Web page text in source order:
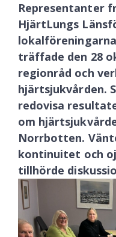
Representanter
HjärtLungs
träffade den 28
regionråd och
hjärtsjukvården.
redovisa
om
Norrbotten.
kontinuitet och
tillhörde